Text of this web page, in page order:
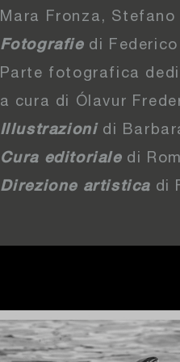
Mara Fronza,
Fotografie di
Parte fotografica
a cura di Ólavur
Illustrazionidi
Cura editoriale di
Direzione artistica di